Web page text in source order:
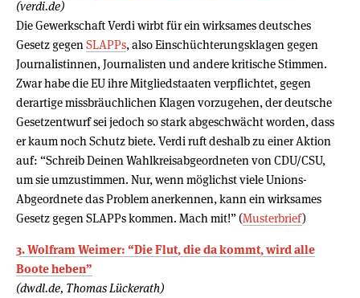
(verdi.de)
Die Gewerkschaft Verdi wirbt für ein wirksames deutsches
Gesetz gegen SLAPPs, also Einschüchterungsklagen gegen
Journalistinnen, Journalisten und andere kritische Stimmen.
Zwar habe die EU ihre Mitgliedstaaten verpflichtet, gegen
derartige missbräuchlichen Klagen vorzugehen, der deutsche
Gesetzentwurf sei jedoch so stark abgeschwächt worden, dass
er kaum noch Schutz biete. Verdi ruft deshalb zu einer Aktion
auf: “Schreib Deinen Wahlkreisabgeordneten von CDU/CSU,
um sie umzustimmen. Nur, wenn möglichst viele Unions-
Abgeordnete das Problem anerkennen, kann ein wirksames
Gesetz gegen SLAPPs kommen. Mach mit!” (Musterbrief)
3. Wolfram Weimer: “Die Flut, die da kommt, wird alle
Boote heben”
(dwdl.de, Thomas Lückerath)